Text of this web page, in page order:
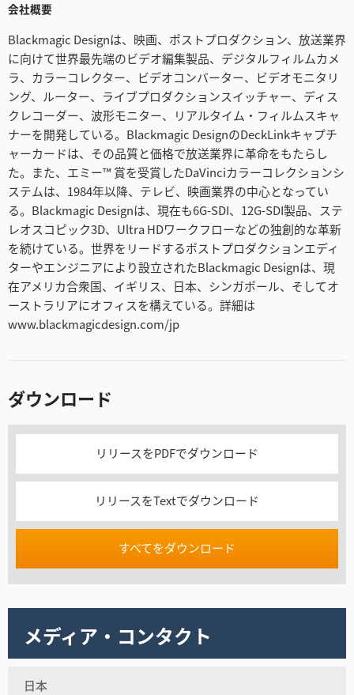
会社概要
Blackmagic Designは、映画、ポストプロダクション、放送業界
に向けて世界最先端のビデオ編集製品、デジタルフィルムカメ
ラ、カラーコレクター、ビデオコンバーター、ビデオモニタリ
ング、ルーター、ライブプロダクションスイッチャー、ディス
クレコーダー、波形モニター、リアルタイム・フィルムスキャ
ナーを開発している。Blackmagic DesignのDeckLinkキャプチ
ャーカードは、その品質と価格で放送業界に革命をもたらし
た。また、エミー™ 賞を受賞したDaVinciカラーコレクションシ
ステムは、1984年以降、テレビ、映画業界の中心となってい
る。Blackmagic Designは、現在も6G-SDI、12G-SDI製品、ステ
レオスコピック3D、Ultra HDワークフローなどの独創的な革新
を続けている。世界をリードするポストプロダクションエディ
ターやエンジニアにより設立されたBlackmagic Designは、現
在アメリカ合衆国、イギリス、日本、シンガポール、そしてオ
ーストラリアにオフィスを構えている。詳細は
www.blackmagicdesign.com/jp
ダウンロード
リリースをPDFでダウンロード
リリースをTextでダウンロード
すべてをダウンロード
メディア・コンタクト
日本